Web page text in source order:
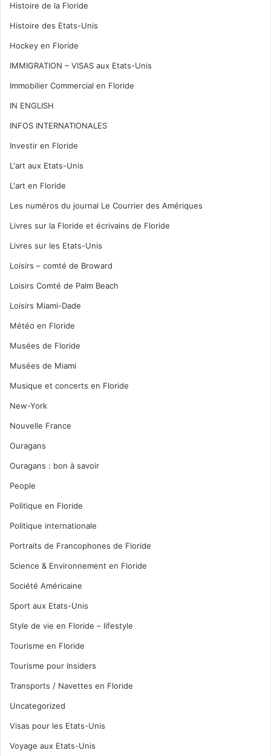
Histoire de la Floride
Histoire des Etats-Unis
Hockey en Floride
IMMIGRATION – VISAS aux Etats-Unis
Immobilier Commercial en Floride
IN ENGLISH
INFOS INTERNATIONALES
Investir en Floride
L'art aux Etats-Unis
L'art en Floride
Les numéros du journal Le Courrier des Amériques
Livres sur la Floride et écrivains de Floride
Livres sur les Etats-Unis
Loisirs – comté de Broward
Loisirs Comté de Palm Beach
Loisirs Miami-Dade
Météo en Floride
Musées de Floride
Musées de Miami
Musique et concerts en Floride
New-York
Nouvelle France
Ouragans
Ouragans : bon à savoir
People
Politique en Floride
Politique internationale
Portraits de Francophones de Floride
Science & Environnement en Floride
Société Américaine
Sport aux Etats-Unis
Style de vie en Floride – lifestyle
Tourisme en Floride
Tourisme pour Insiders
Transports / Navettes en Floride
Uncategorized
Visas pour les Etats-Unis
Voyage aux Etats-Unis